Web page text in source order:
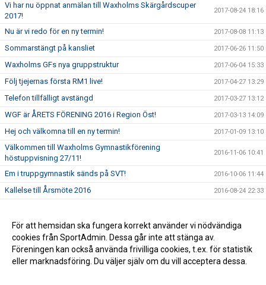
Vi har nu öppnat anmälan till Waxholms Skärgårdscuper
2017!
2017-08-24 18:16
Nu är vi redo för en ny termin! 2017-08-08 11:13
Sommarstängt på kansliet 2017-06-26 11:50
Waxholms GFs nya gruppstruktur 2017-06-04 15:33
Följ tjejernas första RM1 live! 2017-04-27 13:29
Telefon tillfälligt avstängd 2017-03-27 13:12
WGF är ÅRETS FÖRENING 2016 i Region Öst! 2017-03-13 14:09
Hej och välkomna till en ny termin! 2017-01-09 13:10
Välkommen till Waxholms Gymnastikförening
höstuppvisning 27/11!
2016-11-06 10:41
Em i truppgymnastik sänds på SVT! 2016-10-06 11:44
Kallelse till Årsmöte 2016 2016-08-24 22:33
NU har truppgrupperna äntligen fått börja träna i nya
Sporthallen!!
För att hemsidan ska fungera korrekt använder vi nödvändiga
cookies från SportAdmin. Dessa går inte att stänga av.
Föreningen kan också använda frivilliga cookies, t.ex. för statistik
eller marknadsföring. Du väljer själv om du vill acceptera dessa.